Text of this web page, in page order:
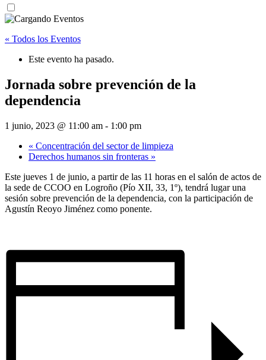
« Todos los Eventos
Este evento ha pasado.
Jornada sobre prevención de la
dependencia
1 junio, 2023 @ 11:00 am - 1:00 pm
« Concentración del sector de limpieza
Derechos humanos sin fronteras »
Este jueves 1 de junio, a partir de las 11 horas en el salón de actos de
la sede de CCOO en Logroño (Pío XII, 33, 1º), tendrá lugar una
sesión sobre prevención de la dependencia, con la participación de
Agustín Reoyo Jiménez como ponente.